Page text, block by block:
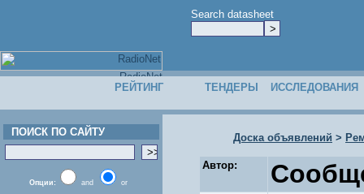
Search datasheet
РЕЙТИНГ ТЕНДЕРЫ ИССЛЕДОВАНИЯ
ПОИСК ПО САЙТУ
Опции: and or
Доска объявлений >
Автор: